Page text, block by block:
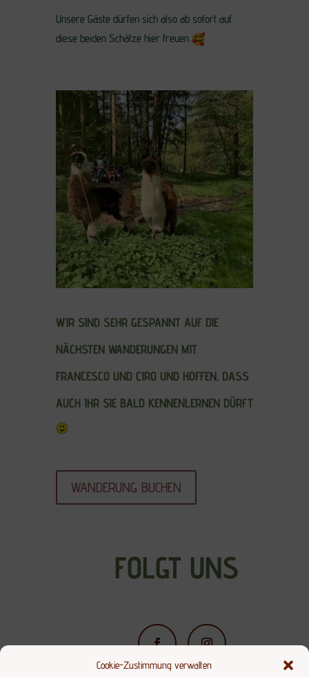
Cookie-Zustimmung verwalten
Unsere Gäste dürfen sich also ab sofort auf
diese beiden Schätze hier freuen
WIR SIND SEHR GESPANNT AUF DIE
NÄCHSTEN WANDERUNGEN MIT
FRANCESCO UND CIRO UND HOFFEN, DASS
AUCH IHR SIE BALD KENNENLERNEN DÜRFT
WANDERUNG BUCHEN
FOLGT UNS